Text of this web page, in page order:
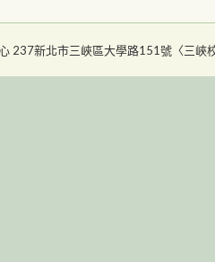
237新北市三峽區大學路151號〈三